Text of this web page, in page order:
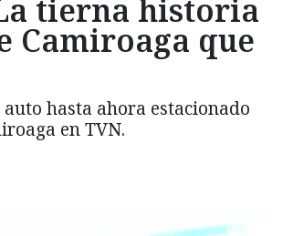
tierna historia
Camiroaga que
hasta ahora estacionado
en TVN.